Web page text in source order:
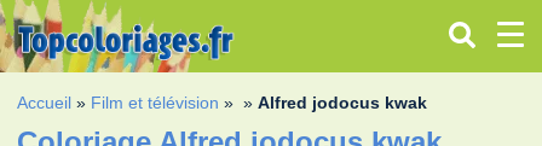
Accueil » Film et télévision » »Alfred jodocus kwak